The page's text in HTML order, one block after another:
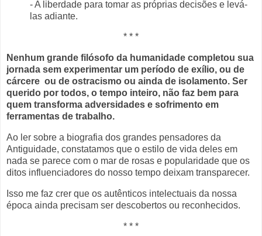
- A liberdade para tomar as próprias decisões e levá-
las adiante.
* * *
Nenhum grande filósofo da humanidade completou sua
jornada sem experimentar um período de exílio, ou de
cárcere ou de ostracismo ou ainda de isolamento. Ser
querido por todos, o tempo inteiro, não faz bem para
quem transforma adversidades e sofrimento em
ferramentas de trabalho.
Ao ler sobre a biografia dos grandes pensadores da
Antiguidade, constatamos que o estilo de vida deles em
nada se parece com o mar de rosas e popularidade que os
ditos influenciadores do nosso tempo deixam transparecer.
Isso me faz crer que os autênticos intelectuais da nossa
época ainda precisam ser descobertos ou reconhecidos.
* * *